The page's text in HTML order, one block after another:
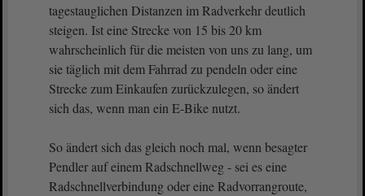
tagestauglichen Distanzen im Radverkehr deutlich
steigen. Ist eine Strecke von 15 bis 20 km
wahrscheinlich für die meisten von uns zu lang, um
sie täglich mit dem Fahrrad zu pendeln oder eine
Strecke zum Einkaufen zurückzulegen, so ändert
sich das, wenn man ein E-Bike nutzt.
So ändert sich das gleich noch mal, wenn besagter
Pendler auf einem Radschnellweg - sei es eine
Radschnellverbindung oder eine Radvorrangroute,